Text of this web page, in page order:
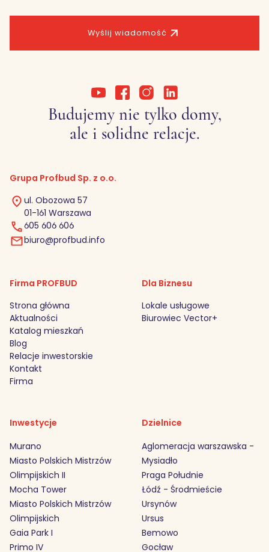
Wyślij wiadomość
Budujemy nie tylko domy,
ale i solidne relacje.
Grupa Profbud Sp. z o.o.
ul. Obozowa 57
01-161 Warszawa
605 606 606
biuro@profbud.info
Firma PROFBUD
Strona główna
Aktualności
Katalog mieszkań
Blog
Relacje inwestorskie
Kontakt
Firma
Dla Biznesu
Lokale usługowe
Biurowiec Vector+
Inwestycje
Murano
Miasto Polskich Mistrzów
Olimpijskich II
Mocha Tower
Miasto Polskich Mistrzów
Olimpijskich
Gaia Park I
Primo IV
Dzielnice
Aglomeracja warszawska -
Mysiadło
Praga Południe
Łódź - Środmieście
Ursynów
Ursus
Bemowo
Gocław